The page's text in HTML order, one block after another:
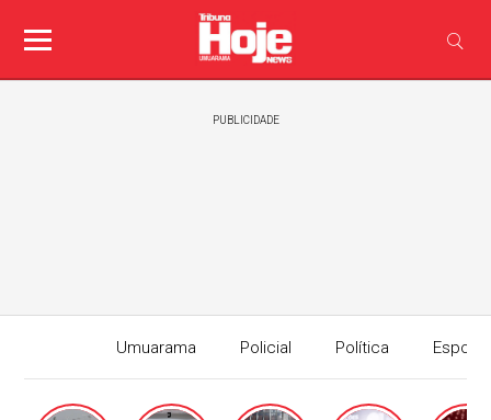
PUBLICIDADE
Umuarama Policial Política
Edição